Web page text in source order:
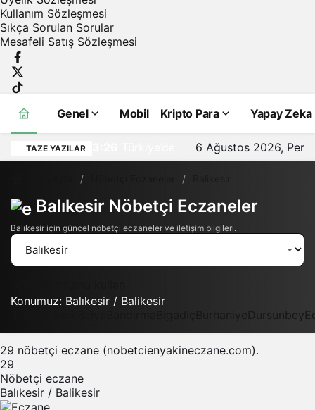
Kullanım Sözleşmesi
Sıkça Sorulan Sorular
Mesafeli Satış Sözleşmesi
Genel Mobil Kripto Para Yapay Zeka
Gündüz Modu
Gündüz modunu seçin.
Sistem modunu seçin.
TAZE YAZILAR
TÜİK
göre,
kullanımı
%92’yi
6 Ağustos 2026, Per
Balıkesir Nöbetçi Eczaneler
Balıkesir için güncel nöbetçi eczaneler ve iletişim bilgileri.
Konumuz: Balıkesir / Balikesir
Dursunbey
29 nöbetçi eczane (nobetcienyakineczane.com).
29
Nöbetçi eczane
Balıkesir / Balikesir